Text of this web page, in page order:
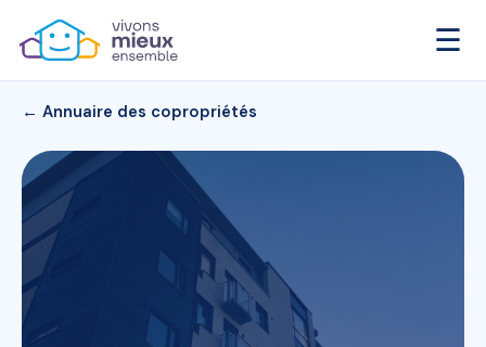
☰
← Annuaire des copropriétés